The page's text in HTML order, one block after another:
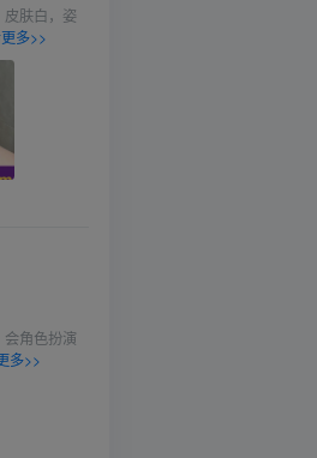
肤白，姿
多>>
角色扮演
多>>